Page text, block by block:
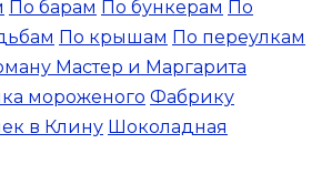
По барам По бункерам По
По крышам По переулкам
Мастер и Маргарита
мороженого Фабрику
в Клину Шоколадная